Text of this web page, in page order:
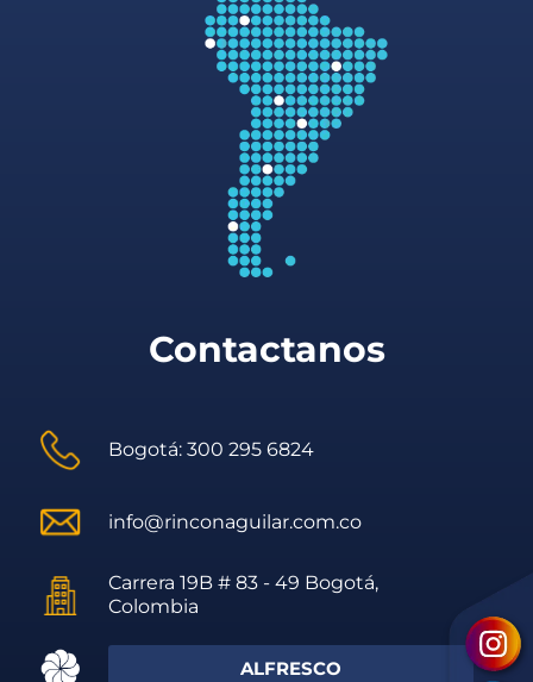
Contactanos
Bogotá: 300 295 6824
info@rinconaguilar.com.co
Carrera 19B # 83 - 49 Bogotá,
Colombia
ALFRESCO